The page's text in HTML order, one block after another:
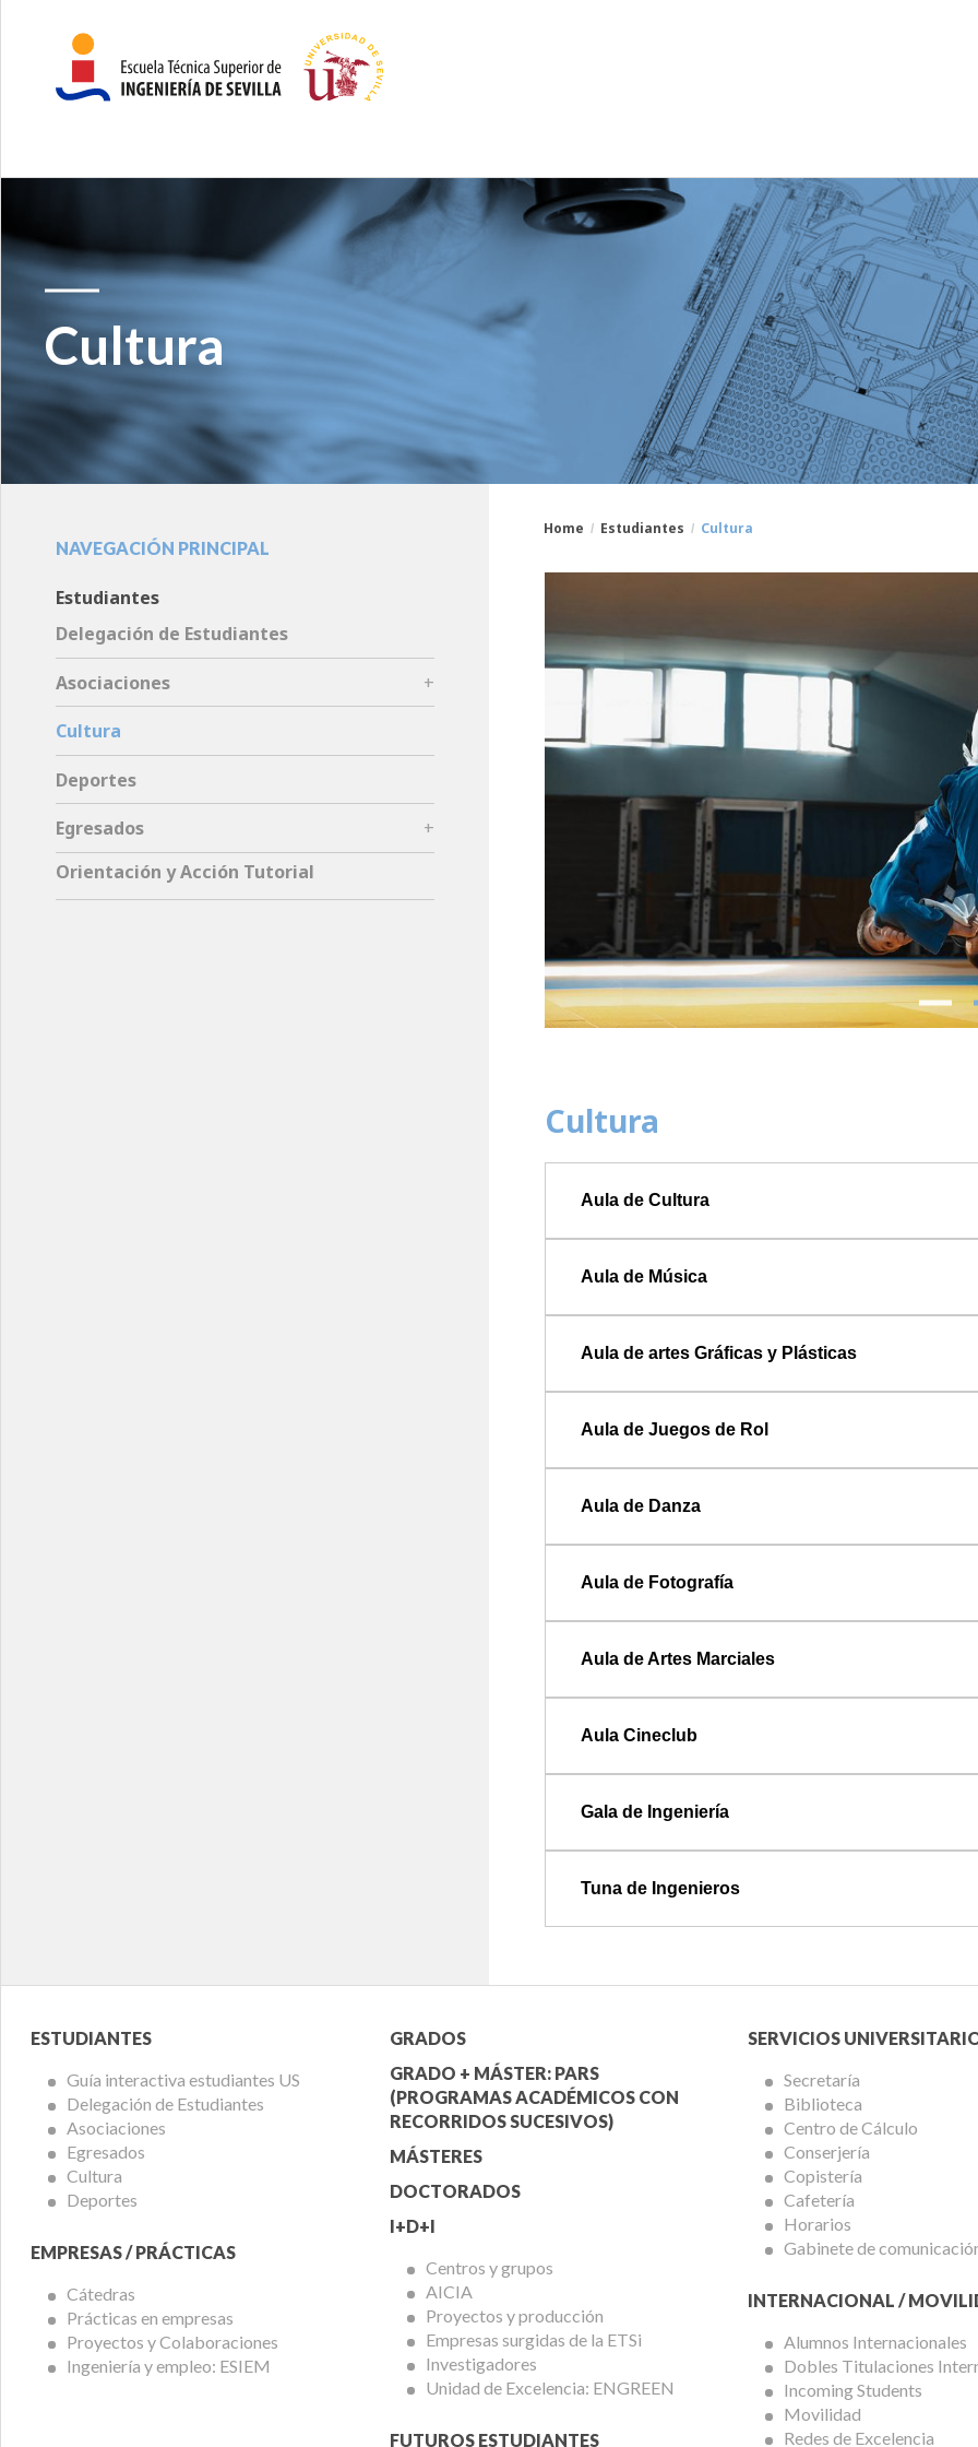
Cultura
You
here:
Home Estudiantes Cultura
Previous
Cultura
Aula de Cultura
Aula de Música
Aula de artes Gráficas y Plásticas
Aula de Juegos de Rol
Aula de Danza
Aula de Fotografía
Aula de Artes Marciales
Aula Cineclub
Gala de Ingeniería
Tuna de Ingenieros
NAVEGACIÓN PRINCIPAL
Estudiantes
Delegación de Estudiantes
Asociaciones
Cultura
Deportes
Egresados
Orientación y Acción Tutorial
Menú
Alumnos
ESTUDIANTES
Guía interactiva estudiantes US
Delegación de Estudiantes
Asociaciones
Egresados
Cultura
Deportes
EMPRESAS / PRÁCTICAS
Cátedras
Prácticas en empresas
Proyectos y Colaboraciones
Ingeniería y empleo: ESIEM
Menú
Oferta
Académica
GRADOS
GRADO + MÁSTER: PARS
(PROGRAMAS ACADÉMICOS CON
RECORRIDOS SUCESIVOS)
MÁSTERES
DOCTORADOS
I+D+I
Centros y grupos
AICIA
Proyectos y producción
Empresas surgidas de la ETSi
Investigadores
Unidad de Excelencia: ENGREEN
FUTUROS ESTUDIANTES
Menú
Servicios
Universitarios
SERVICIOS
Secretaría
Biblioteca
Centro de Cálculo
Conserjería
Copistería
Cafetería
Horarios
Gabinete de
INTERNACIONAL /
Alumnos Internacionales
Dobles Titulaciones
Incoming Students
Movilidad
Redes de Excelencia